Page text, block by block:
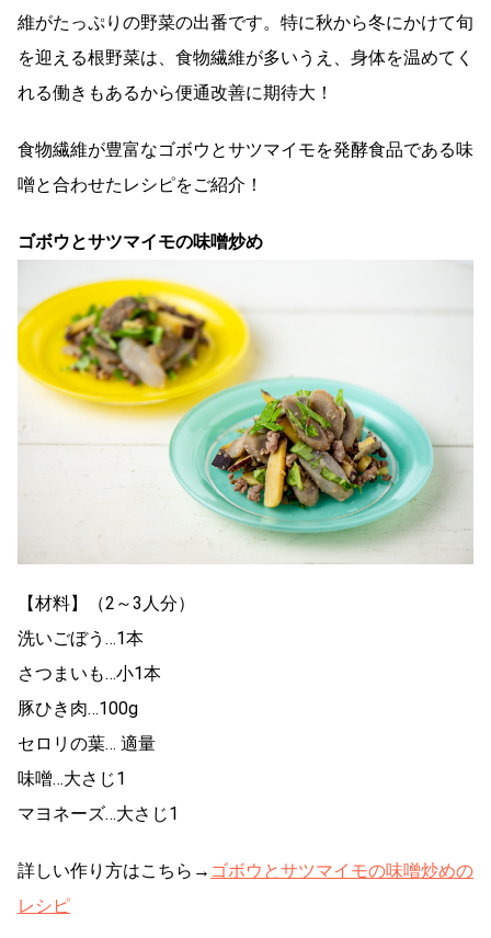
維がたっぷりの野菜の出番です。特に秋から冬にかけて旬
を迎える根野菜は、食物繊維が多いうえ、身体を温めてく
れる働きもあるから便通改善に期待大！
食物繊維が豊富なゴボウとサツマイモを発酵食品である味
噌と合わせたレシピをご紹介！
ゴボウとサツマイモの味噌炒め
【材料】（2～3人分）
洗いごぼう…1本
さつまいも…小1本
豚ひき肉…100g
セロリの葉… 適量
味噌…大さじ1
マヨネーズ…大さじ1
詳しい作り方はこちら→ ゴボウとサツマイモの味噌炒めの
レシピ